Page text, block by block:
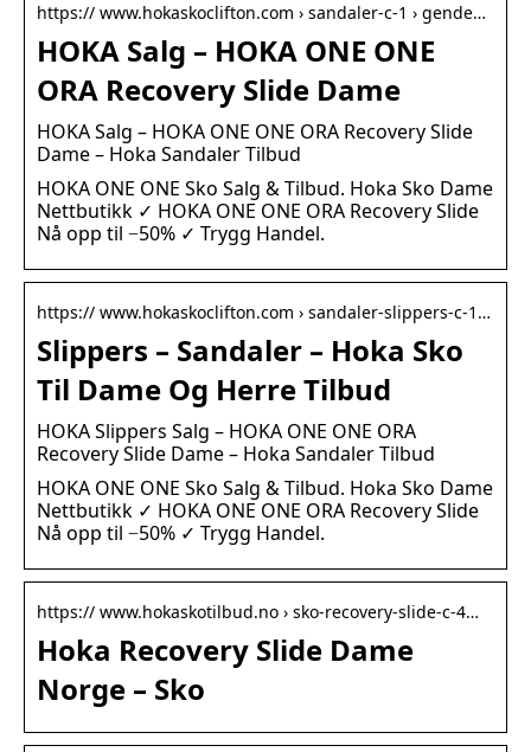
https:// www.hokaskoclifton.com › sandaler-c-1 › gende…
HOKA Salg – HOKA ONE ONE
ORA Recovery Slide Dame
HOKA Salg – HOKA ONE ONE ORA Recovery Slide
Dame – Hoka Sandaler Tilbud
HOKA ONE ONE Sko Salg & Tilbud. Hoka Sko Dame
Nettbutikk ✓ HOKA ONE ONE ORA Recovery Slide
Nå opp til −50% ✓ Trygg Handel.
https:// www.hokaskoclifton.com › sandaler-slippers-c-1…
Slippers – Sandaler – Hoka Sko
Til Dame Og Herre Tilbud
HOKA Slippers Salg – HOKA ONE ONE ORA
Recovery Slide Dame – Hoka Sandaler Tilbud
HOKA ONE ONE Sko Salg & Tilbud. Hoka Sko Dame
Nettbutikk ✓ HOKA ONE ONE ORA Recovery Slide
Nå opp til −50% ✓ Trygg Handel.
https:// www.hokaskotilbud.no › sko-recovery-slide-c-4…
Hoka Recovery Slide Dame
Norge – Sko